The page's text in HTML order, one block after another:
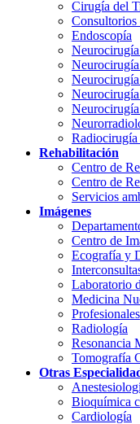
Cirugía del
Consultorios
Endoscopía
Rehabilitación
Centro de
Centro de
Servicios
Imágenes
Centro de
Ecografía y
Laboratorio
Medicina
Profesionales
Radiología
Resonancia
Tomografía
Otras
Bioquímica
Cardiología